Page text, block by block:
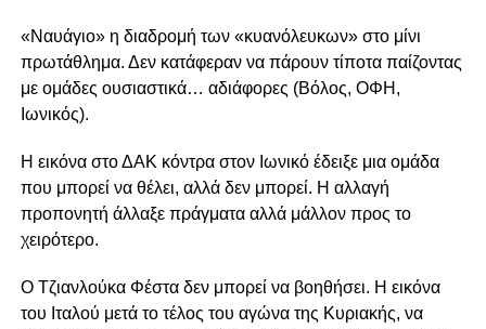
«Ναυάγιο» η διαδρομή των «κυανόλευκων» στο μίνι
πρωτάθλημα. Δεν κατάφεραν να πάρουν τίποτα παίζοντας
με ομάδες ουσιαστικά… αδιάφορες (Βόλος, ΟΦΗ,
Ιωνικός).
Η εικόνα στο ΔΑΚ κόντρα στον Ιωνικό έδειξε μια ομάδα
που μπορεί να θέλει, αλλά δεν μπορεί. Η αλλαγή
προπονητή άλλαξε πράγματα αλλά μάλλον προς το
χειρότερο.
Ο Τζιανλούκα Φέστα δεν μπορεί να βοηθήσει. Η εικόνα
του Ιταλού μετά το τέλος του αγώνα της Κυριακής, να